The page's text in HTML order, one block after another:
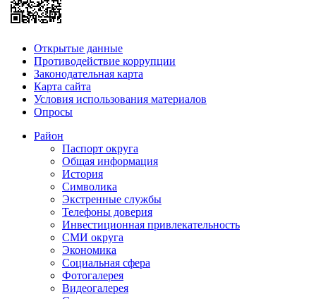
Открытые данные
Противодействие коррупции
Законодательная карта
Карта сайта
Условия использования материалов
Опросы
Район
Паспорт округа
Общая информация
История
Символика
Экстренные службы
Телефоны доверия
Инвестиционная привлекательность
СМИ округа
Экономика
Социальная сфера
Фотогалерея
Видеогалерея